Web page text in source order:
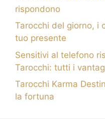
rispondono
Tarocchi del giorno, i
tuo presente
Sensitivi al telefono
Tarocchi: tutti i
Tarocchi Karma
la fortuna